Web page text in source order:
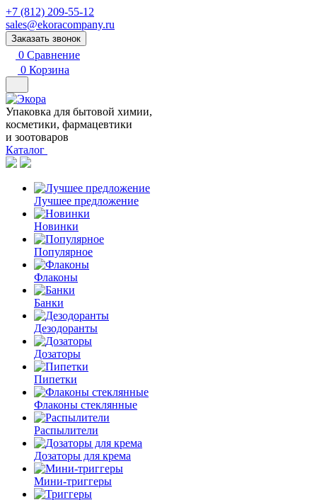
+7 (812) 209-55-12
sales@ekoracompany.ru
Заказать звонок
0 Сравнение
0 Корзина
Упаковка для бытовой химии,
косметики, фармацевтики
и зоотоваров
Каталог
Лучшее предложение
Новинки
Популярное
Флаконы
Банки
Дезодоранты
Дозаторы
Пипетки
Флаконы стеклянные
Распылители
Дозаторы для крема
Мини-триггеры